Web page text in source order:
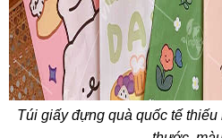
Túi giấy đựng quà quốc tế